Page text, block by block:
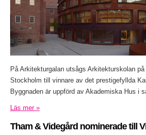
På Arkitekturgalan utsågs Arkitekturskolan
Stockholm till vinnare av det prestigefyllda
Byggnaden är uppförd av Akademiska Hus i
Läs mer »
Tham & Videgård nominerade till